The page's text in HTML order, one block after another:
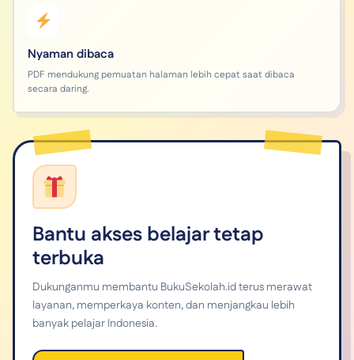
Nyaman dibaca
PDF mendukung pemuatan halaman lebih cepat saat dibaca
secara daring.
Bantu akses belajar tetap
terbuka
Dukunganmu membantu BukuSekolah.id terus merawat
layanan, memperkaya konten, dan menjangkau lebih
banyak pelajar Indonesia.